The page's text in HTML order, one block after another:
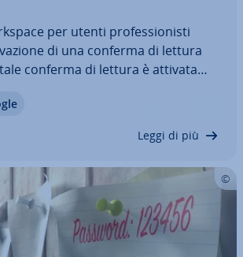
per utenti pro­fes­sio­ni­sti
di una conferma di lettura
conferma di lettura è attivata
il de­sti­na­ta­rio apre la mail. La
Leggi di più